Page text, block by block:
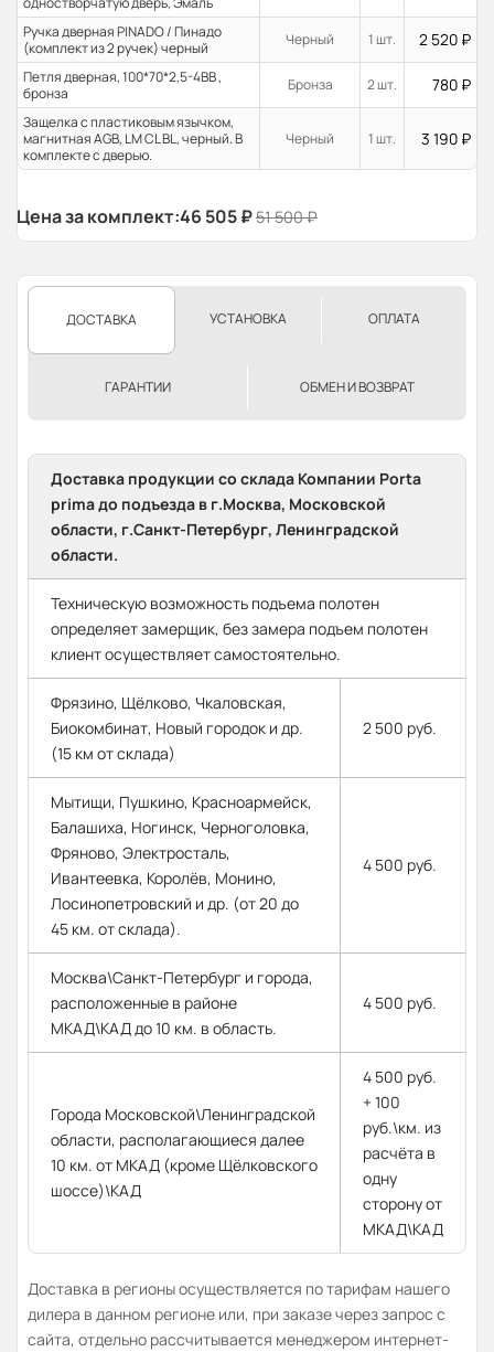
Ручка дверная PINADO / Пинадо
(комплект из 2 ручек) черный
Черный 1 шт. 2 520 ₽
Петля дверная, 100*70*2,5-4ВВ ,
бронза
Бронза 2 шт. 780 ₽
Защелка с пластиковым язычком,
магнитная AGB, LM CL BL, черный. В
комплекте с дверью.
Черный 1 шт. 3 190 ₽
Цена за комплект:46 505₽51 500₽
ДОСТАВКА УСТАНОВКА ОПЛАТА
ГАРАНТИИ ОБМЕН И ВОЗВРАТ
Доставка продукции со склада Компании Porta
prima до подъезда в г.Москва, Московской
области, г.Санкт-Петербург, Ленинградской
области.
Техническую возможность подъема полотен
определяет замерщик, без замера подъем полотен
клиент осуществляет самостоятельно.
Фрязино, Щёлково, Чкаловская,
Биокомбинат, Новый городок и др.
(15 км от склада)
2 500 руб.
Мытищи, Пушкино, Красноармейск,
Балашиха, Ногинск, Черноголовка,
Фряново, Электросталь,
Ивантеевка, Королёв, Монино,
Лосинопетровский и др. (от 20 до
45 км. от склада).
4 500 руб.
Москва\Санкт-Петербург и города,
расположенные в районе
МКАД\КАД до 10 км. в область.
4 500 руб.
Города Московской\Ленинградской
области, располагающиеся далее
10 км. от МКАД (кроме Щёлковского
шоссе)\КАД
4 500 руб.
+ 100
руб.\км. из
расчёта в
одну
сторону от
МКАД\КАД
Доставка в регионы осуществляется по тарифам нашего
дилера в данном регионе или, при заказе через запрос с
сайта, отдельно рассчитывается менеджером интернет-